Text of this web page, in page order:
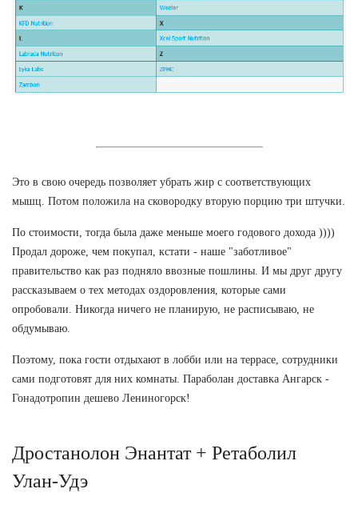
Это в свою очередь позволяет убрать жир с соответствующих
мышц. Потом положила на сковородку вторую порцию три штучки.
По стоимости, тогда была даже меньше моего годового дохода ))))
Продал дороже, чем покупал, кстати - наше "заботливое"
правительство как раз подняло ввозные пошлины. И мы друг другу
рассказываем о тех методах оздоровления, которые сами
опробовали. Никогда ничего не планирую, не расписываю, не
обдумываю.
Поэтому, пока гости отдыхают в лобби или на террасе, сотрудники
сами подготовят для них комнаты. Параболан доставка Ангарск -
Гонадотропин дешево Лениногорск!
Дростанолон Энантат + Ретаболил
Улан-Удэ